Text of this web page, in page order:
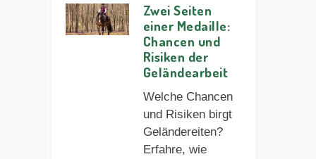
Zwei Seiten
einer Medaille:
Chancen und
Risiken der
Geländearbeit
Welche Chancen
und Risiken birgt
Geländereiten?
Erfahre, wie